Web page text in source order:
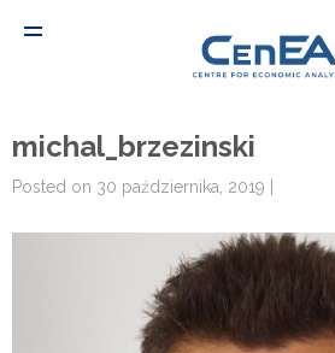
michal_brzezinski
Posted on 30 października, 2019 |